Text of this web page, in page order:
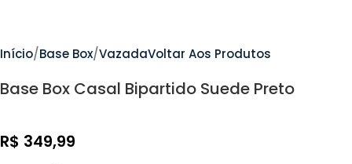
Início Base Box VazadaVoltar Aos Produtos
Base Box Casal Bipartido Suede Preto
R$ 349,99